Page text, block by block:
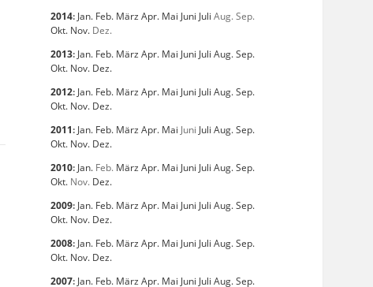
2014: Jan. Feb. März Apr. Mai Juni Juli Aug.Sep.
Okt. Nov. Dez.
2013: Jan. Feb. März Apr. Mai Juni Juli Aug.Sep.
Okt. Nov. Dez.
2012: Jan. Feb. März Apr. Mai Juni Juli Aug.Sep.
Okt. Nov. Dez.
2011: Jan. Feb. März Apr. Mai Juni Juli Aug.Sep.
Okt. Nov. Dez.
2010: Jan. Feb. März Apr. Mai Juni Juli Aug.Sep.
Okt. Nov. Dez.
2009: Jan. Feb. März Apr. Mai Juni Juli Aug.Sep.
Okt. Nov. Dez.
2008: Jan. Feb. März Apr. Mai Juni Juli Aug.Sep.
Okt. Nov. Dez.
2007: Jan. Feb. März Apr. Mai Juni Juli Aug.Sep.